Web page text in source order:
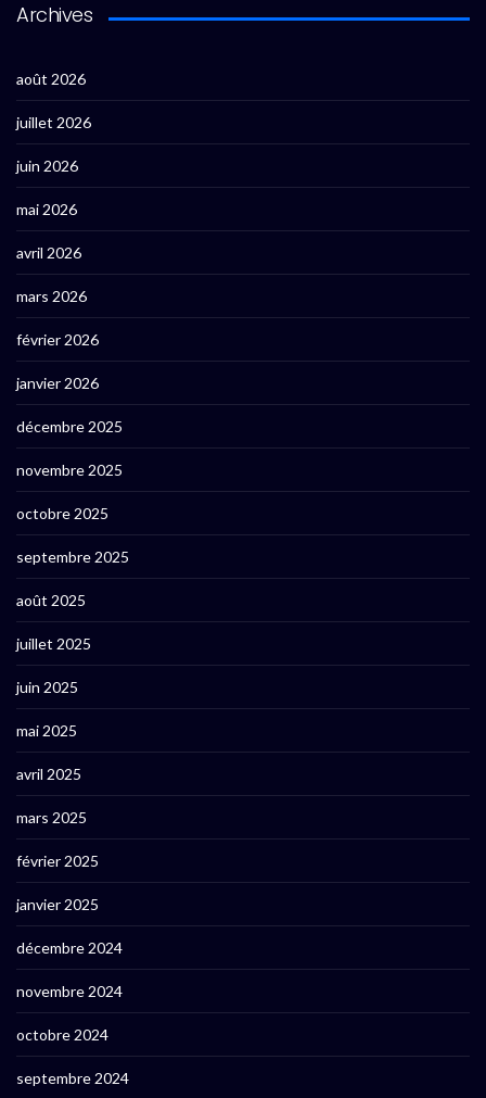
Archives
août 2026
juillet 2026
juin 2026
mai 2026
avril 2026
mars 2026
février 2026
janvier 2026
décembre 2025
novembre 2025
octobre 2025
septembre 2025
août 2025
juillet 2025
juin 2025
mai 2025
avril 2025
mars 2025
février 2025
janvier 2025
décembre 2024
novembre 2024
octobre 2024
septembre 2024